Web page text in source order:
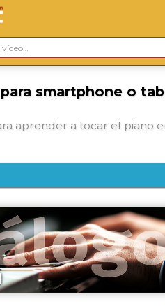
smartphone o
aprender a tocar el piano